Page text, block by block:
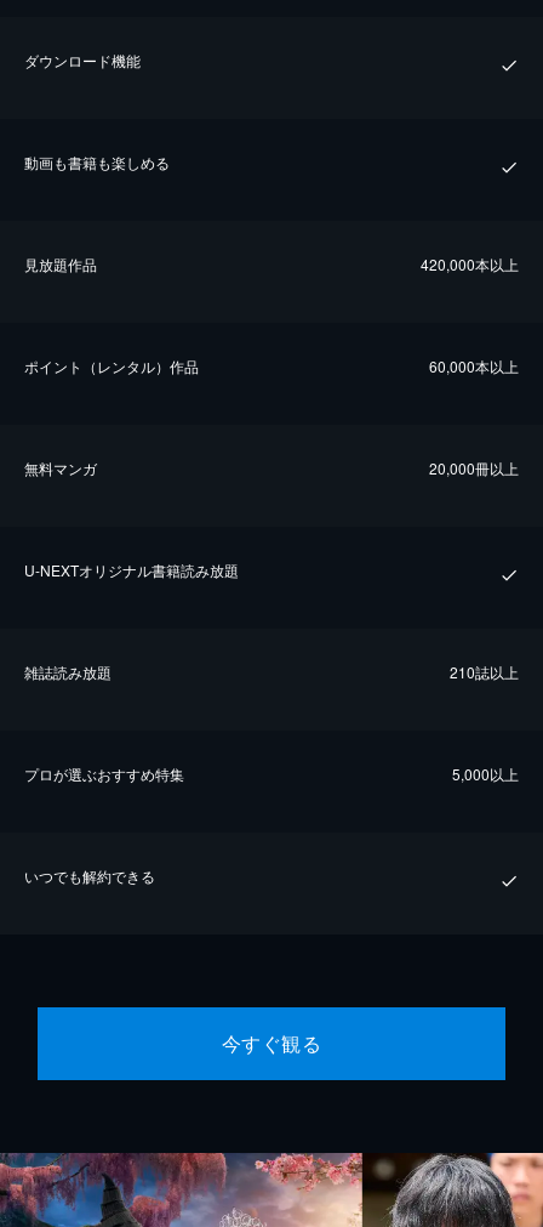
ダウンロード機能
動画も書籍も楽しめる
⾒放題作品 420,000本以上
ポイント（レンタル）作品 60,000本以上
無料マンガ 20,000冊以上
U-NEXTオリジナル書籍読み放題
雑誌読み放題 210誌以上
プロが選ぶおすすめ特集 5,000以上
いつでも解約できる
今すぐ観る